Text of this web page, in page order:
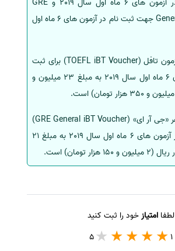
جهت ثبت نام در آزمون های 6 ماه اول سال 2019 و GRE
General iBT Voucher جهت ثبت نام در آزمون های 6 ماه اول
هزینه هر کارت آزمون تافل (TOEFL iBT Voucher) برای ثبت
نام در آزمون های 6 ماه اول سال 2019 به مبلغ 23 میلیون و
همچنین هزینه هر «جی آر ای» (GRE General iBT Voucher)
جهت ثبت نام در آزمون های 6 ماه اول سال 2019 به مبلغ 21
لطفاامتیازخود را ثبت کنید
1
5